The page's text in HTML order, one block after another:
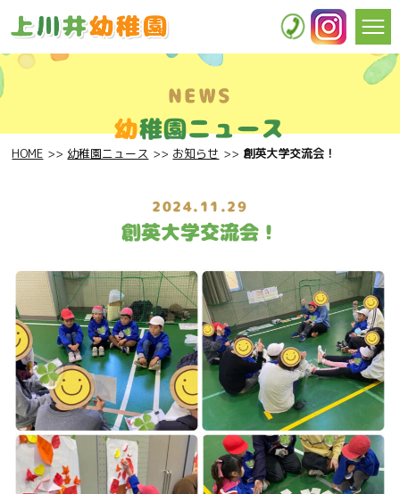
NEWS
幼稚園ニュース
HOME 幼稚園ニュース お知らせ 創英大学交流会！
2024.11.29
創英大学交流会！